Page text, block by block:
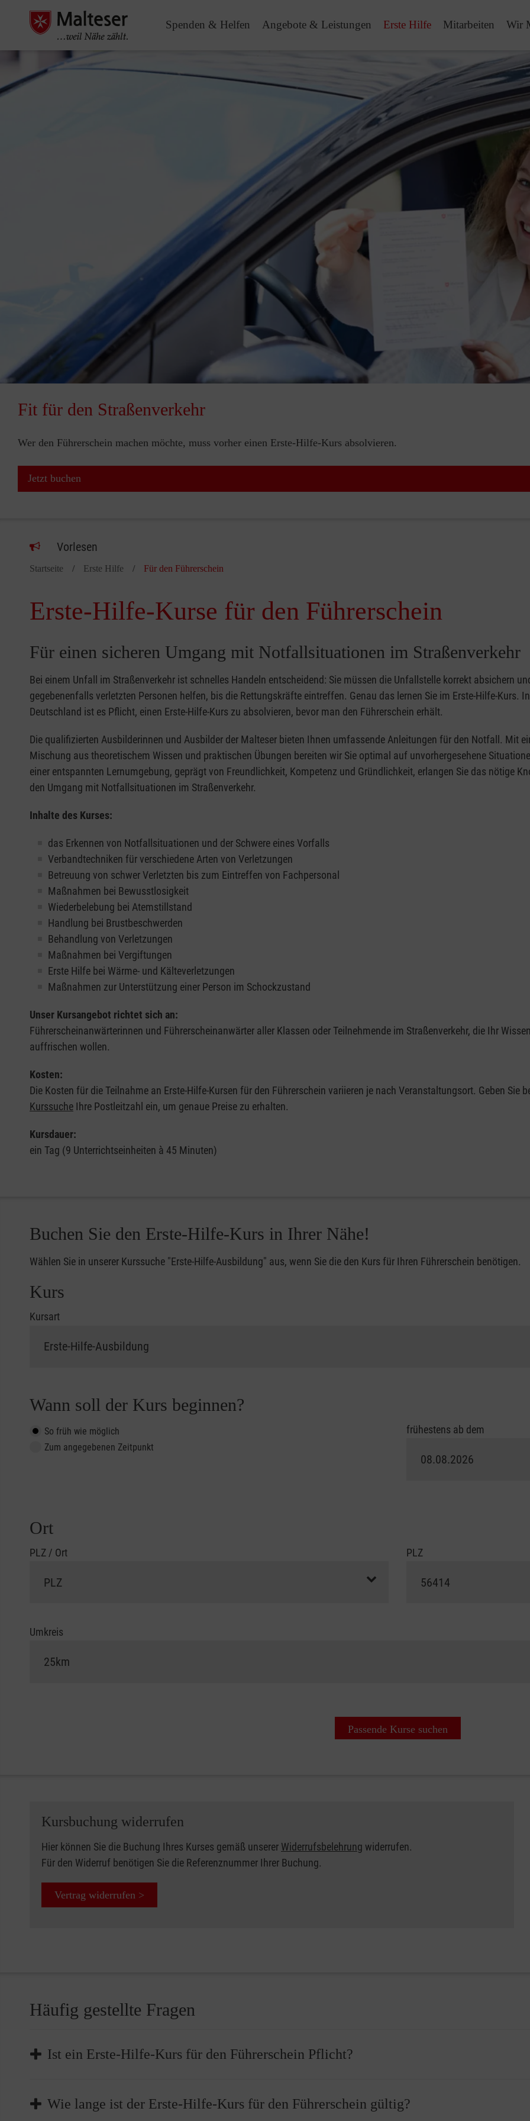
Spenden & Helfen Angebote & Leistungen Erste Hilfe Mitarbeiten Wir
Fit für den Straßenverkehr
Wer den Führerschein machen möchte, muss vorher einen Erste-Hilfe-Kurs absolvieren.
Jetzt buchen
Vorlesen
Startseite Erste Hilfe Für den Führerschein
Erste-Hilfe-Kurse für den Führerschein
Für einen sicheren Umgang mit Notfallsituationen im Straßenverkehr
Bei einem Unfall im Straßenverkehr ist schnelles Handeln entscheidend: Sie müssen die Unfallstelle korrekt absichern
gegebenenfalls verletzten Personen helfen, bis die Rettungskräfte eintreffen. Genau das lernen Sie im Erste-Hilfe-Kurs. In
Deutschland ist es Pflicht, einen Erste-Hilfe-Kurs zu absolvieren, bevor man den Führerschein erhält.
Die qualifizierten Ausbilderinnen und Ausbilder der Malteser bieten Ihnen umfassende Anleitungen für den Notfall. Mit
Mischung aus theoretischem Wissen und praktischen Übungen bereiten wir Sie optimal auf unvorhergesehene
einer entspannten Lernumgebung, geprägt von Freundlichkeit, Kompetenz und Gründlichkeit, erlangen Sie das nötige
den Umgang mit Notfallsituationen im Straßenverkehr.
Inhalte des Kurses:
das Erkennen von Notfallsituationen und der Schwere eines Vorfalls
Verbandtechniken für verschiedene Arten von Verletzungen
Betreuung von schwer Verletzten bis zum Eintreffen von Fachpersonal
Maßnahmen bei Bewusstlosigkeit
Wiederbelebung bei Atemstillstand
Handlung bei Brustbeschwerden
Behandlung von Verletzungen
Maßnahmen bei Vergiftungen
Erste Hilfe bei Wärme- und Kälteverletzungen
Maßnahmen zur Unterstützung einer Person im Schockzustand
Unser Kursangebot richtet sich an:
Führerscheinanwärterinnen und Führerscheinanwärter aller Klassen oder Teilnehmende im Straßenverkehr, die Ihr
auffrischen wollen.
Kosten:
Die Kosten für die Teilnahme an Erste-Hilfe-Kursen für den Führerschein variieren je nach Veranstaltungsort. Geben Sie
Kurssuche Ihre Postleitzahl ein, um genaue Preise zu erhalten.
Kursdauer:
ein Tag (9 Unterrichtseinheiten à 45 Minuten)
Buchen Sie den Erste-Hilfe-Kurs in Ihrer Nähe!
Wählen Sie in unserer Kurssuche "Erste-Hilfe-Ausbildung" aus, wenn Sie die den Kurs für Ihren Führerschein benötigen.
Kurs
Kursart
Wann soll der Kurs beginnen?
So früh wie möglich
Zum angegebenen Zeitpunkt
frühestens ab dem
Ort
PLZ / Ort PLZ
Umkreis
Passende Kurse suchen
Kursbuchung widerrufen
Hier können Sie die Buchung Ihres Kurses gemäß unserer Widerrufsbelehrung widerrufen.
Für den Widerruf benötigen Sie die Referenznummer Ihrer Buchung.
Vertrag widerrufen >
Häufig gestellte Fragen
Ist ein Erste-Hilfe-Kurs für den Führerschein Pflicht?
Die Teilnahme an einem Erste-Hilfe-Kurs ist Pflicht, bevor Sie Ihren Führerschein erhalten können. Vor der
müssen Sie bei der Führerscheinstelle nachweisen, dass Sie einen Erste-Hilfe-Kurs erfolgreich abgeschlossen haben.
Wie lange ist der Erste-Hilfe-Kurs für den Führerschein gültig?